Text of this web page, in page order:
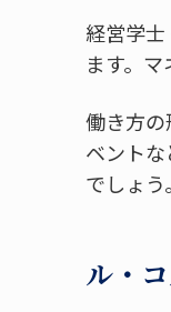
経営学
ます。
働き方
ベント
でしょう。
ル・